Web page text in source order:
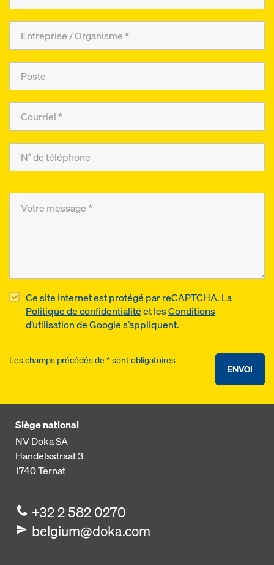
Ce site internet est protégé par reCAPTCHA. La
Politique de confidentialitéet lesConditions
d’utilisationde Google s’appliquent.
ENVOI
Les champs précédés de * sont obligatoires
Siège national
NV Doka SA
Handelsstraat 3
1740Ternat
+32 2 582 0270
belgium@doka.com